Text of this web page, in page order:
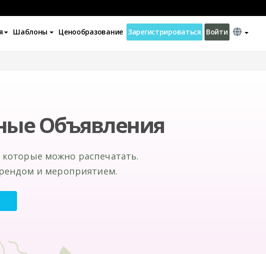
Шаблоны Ценообразование Зарегистрироваться Войти
Объявления
можно распечатать.
и мероприятием.